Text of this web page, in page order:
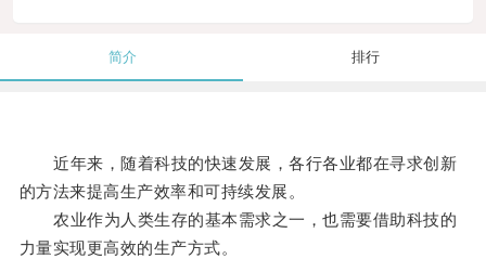
简介 排行
近年来，随着科技的快速发展，各行各业都在寻求创新
的方法来提高生产效率和可持续发展。
农业作为人类生存的基本需求之一，也需要借助科技的
力量实现更高效的生产方式。